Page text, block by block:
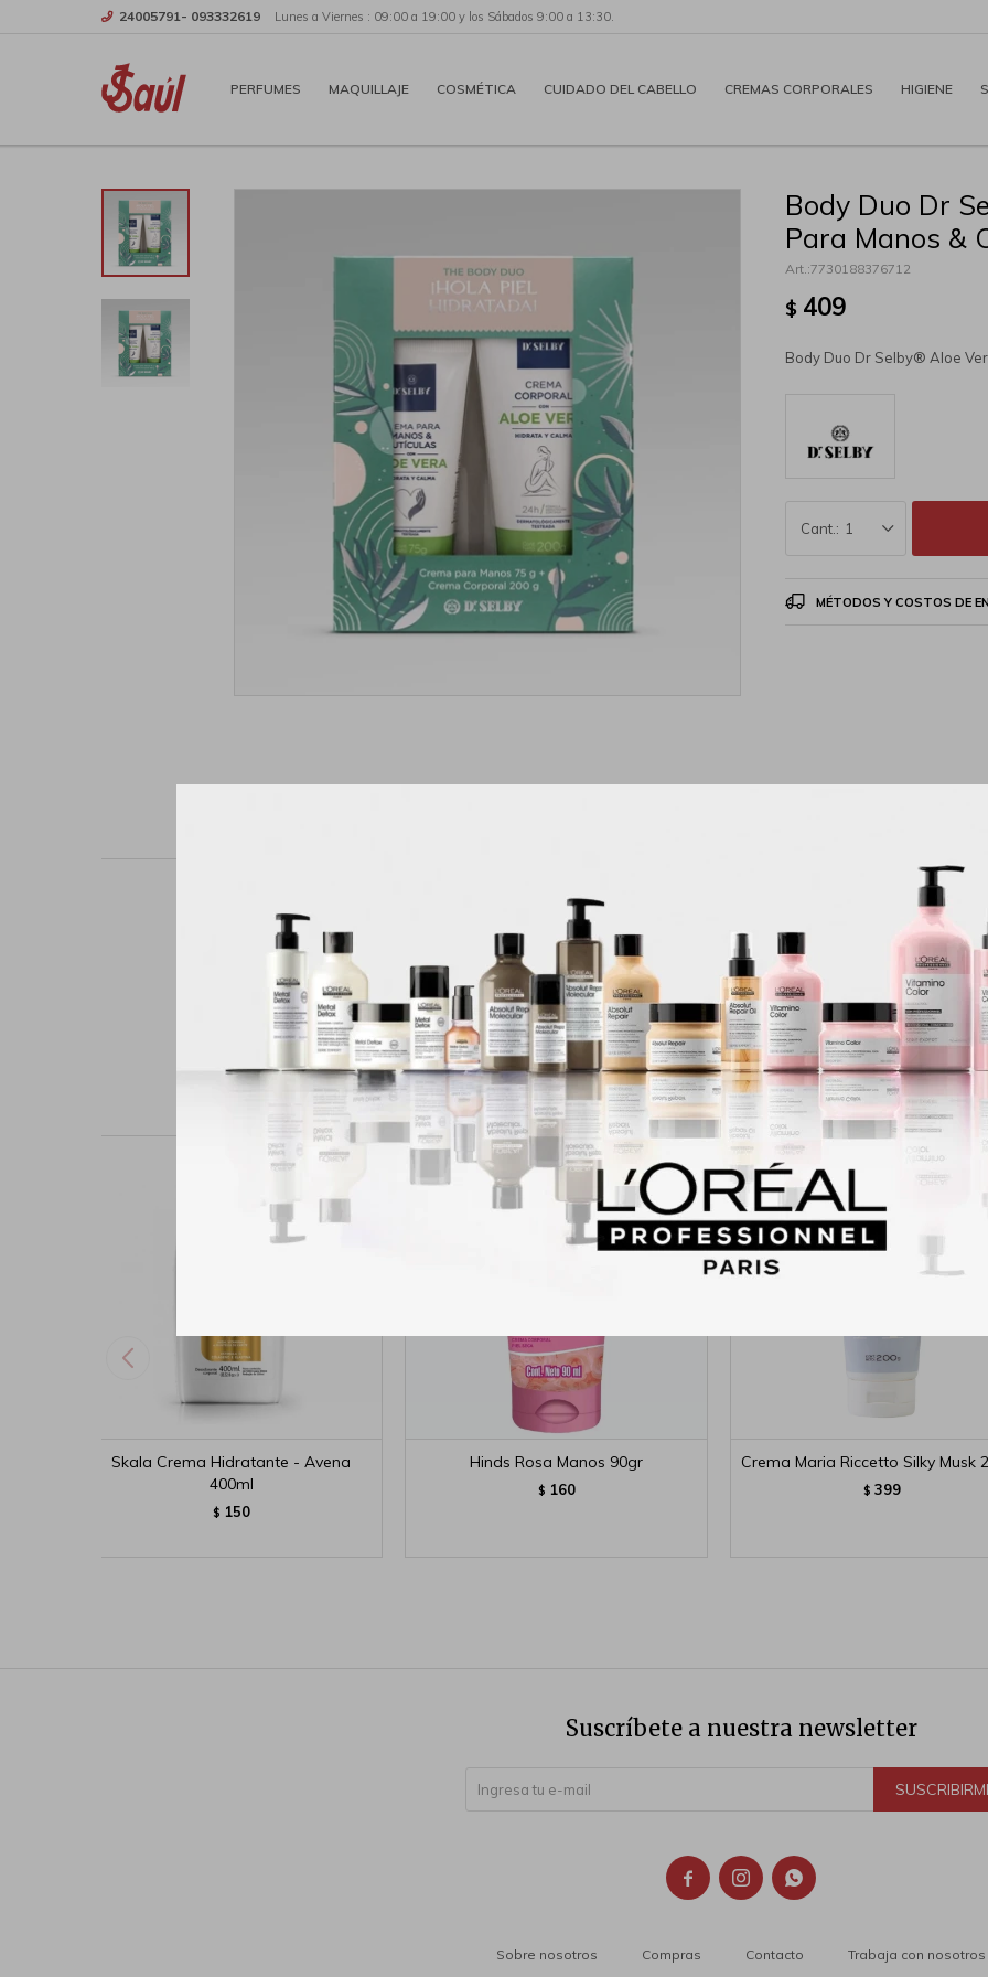
PERFUMES MAQUILLAJE COSMÉTICA CUIDADO DEL CABELLO CREMAS CORPORALES HIGIENE
24005791- 093332619 Lunes a Viernes : 09:00 a 19:00 y los Sábados 9:00 a 13:30.
Body Duo Dr
Para Manos &
7730188376712
$ 409
Body Duo Dr Selby® Aloe
1
MÉTODOS Y COSTOS DE
Lo que tienes que saber de este producto
Peso de la unidad: 75 gVolumen de la unidad: 200 mLUnidades por pack: 2Formato de venta:
de piel.24h de duración.Función principal: Hidratante.
Productos que te pueden interesar
Skala Crema Hidratante - Avena
400ml
$ 150
Hinds Rosa Manos 90gr
$ 160
Crema Maria Riccetto Silky Musk
$ 399
  
Sobre nosotros Compras Contacto Trabaja con nosotros
Suscríbete a nuestra newsletter